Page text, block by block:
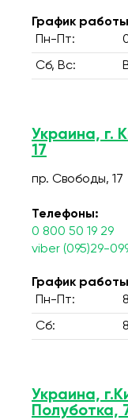
График
Пн-Пт:
Сб, Вс:
Украина, г.
17
пр. Свободы, 17
Телефоны:
0 800 50 19 29
viber (095)29-
График
Пн-Пт:
Сб:
Украина,
Полуботка,